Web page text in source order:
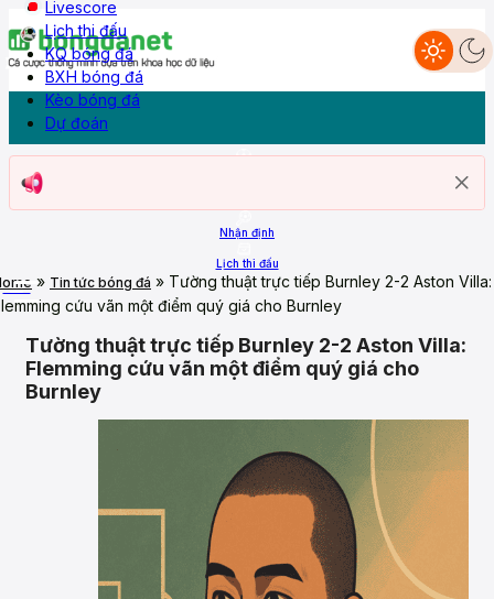
Livescore
Lịch thi đấu
KQ bóng đá
BXH bóng đá
Kèo bóng đá
Dự đoán
Nhận định
Lịch thi đấu
More
Nhận định Livescore Lịch thi đấu
Dự đoán
» Tin tức bóng đá » Tường thuật trực tiếp Burnley 2-2 Aston Villa:
cứu vãn một điểm quý giá cho Burnley
Tường thuật trực tiếp Burnley 2-2 Aston Villa:
Flemming cứu vãn một điểm quý giá cho
Burnley